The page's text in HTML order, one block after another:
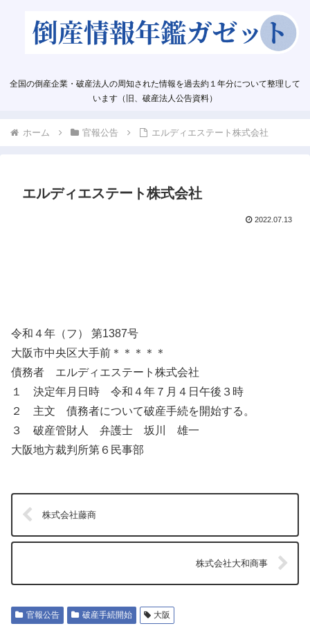
全国の倒産企業・破産法人の周知された情報を過去約１年分について整理して
います（旧、破産法人公告資料）
ホーム 官報公告 エルディエステート株式会社
エルディエステート株式会社
2022.07.13
令和４年（フ） 第1387号
大阪市中央区大手前＊＊＊＊＊
債務者 エルディエステート株式会社
１ 決定年月日時 令和４年７月４日午後３時
２ 主文 債務者について破産手続を開始する。
３ 破産管財人 弁護士 坂川 雄一
大阪地方裁判所第６民事部
株式会社藤商
株式会社大和商事
官報公告 破産手続開始 大阪